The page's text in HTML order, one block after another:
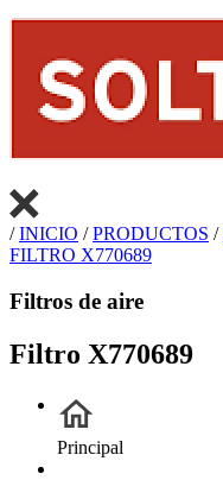
/INICIO /PRODUCTOS /
FILTRO X770689
Filtros de aire
Filtro X770689
Principal